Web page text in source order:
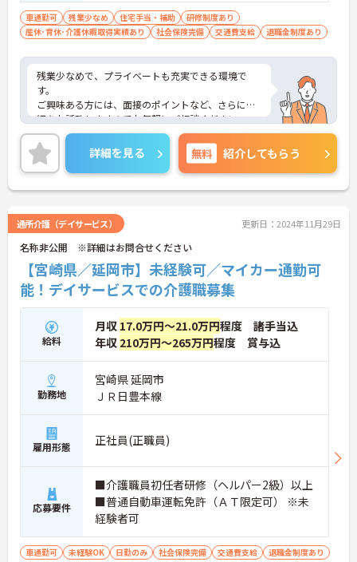
車通勤可 残業少なめ 住宅手当・補助
研修制度あり
産休･育休･介護休暇取得実績あり
社会保険完備 交通費支給 退職金制度あり
残業少なめで、プライベートも充実できる環境で
す。
ご興味ある方には、面接のポイントなど、さらに詳
細をお話致しますのでお気軽にご相談ください。
詳細を見る 無料 紹介してもらう
通所介護（デイサービス） 更新日：2024年11月29日
名称非公開 ※詳細はお問合せください
【宮崎県／延岡市】未経験可／マイカー通勤可
能！デイサービスでの介護職募集
給料
月収 17.0万円～21.0万円程度 諸手当込
年収 210万円～265万円程度 賞与込
勤務地
宮崎県 延岡市
ＪＲ日豊本線
雇用形態 正社員(正職員)
応募要件
■介護職員初任者研修（ヘルパー2級）以上
■普通自動車運転免許（ＡＴ限定可） ※未
経験者可
車通勤可 未経験OK 日勤のみ 社会保険完備 交通費支給 退職金制度あり